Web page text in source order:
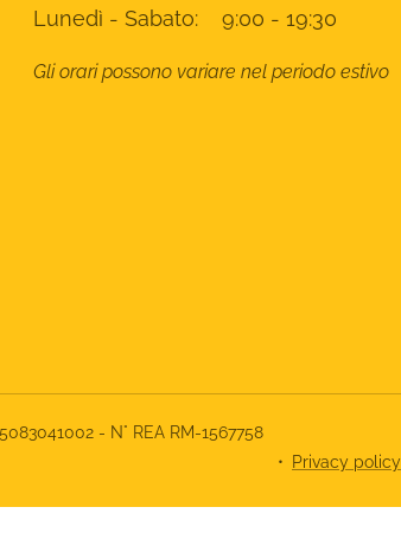
Lunedì - Sabato: 9:00 - 19:30
Gli orari possono variare nel periodo estivo
- N° REA RM-1567758
Privacy policy